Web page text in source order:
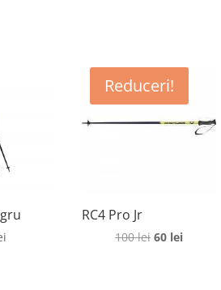
Reduceri!
RC4 Pro Jr
100lei Prețul
60 leiPrețul